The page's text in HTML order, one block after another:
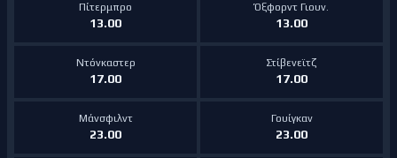
Πίτερμπρο
13.00
Όξφορντ Γιουν.
13.00
Ντόνκαστερ
17.00
Στίβενεϊτζ
17.00
Μάνσφιλντ
23.00
Γουίγκαν
23.00